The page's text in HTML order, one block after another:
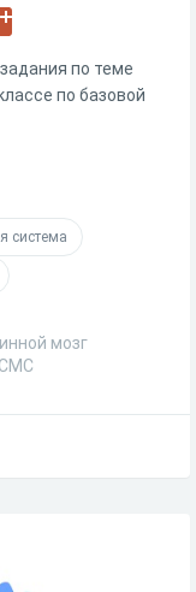
по теме
по базовой
система
мозг
СМС